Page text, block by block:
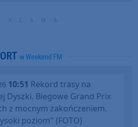
w Weekend FM
10:51 Rekord trasy na
Dyszki. Biegowe Grand Prix
z mocnym zakończeniem.
poziom" (FOTO)